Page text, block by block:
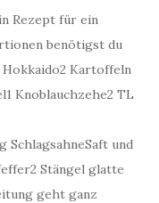
Rezept für ein
benötigst du
Kartoffeln
Knoblauchzehe2 TL
SchlagsahneSaft und
Stängel glatte
geht ganz